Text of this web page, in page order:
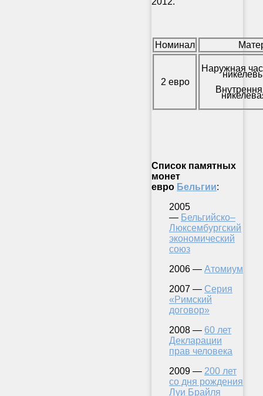
Номинал
2 евро
Наружная
Список памятных
монет
евро Бельгии:
2005
— Бельгийско–
Люксембургский
экономический
союз
2006 — Атомиум
2007 — Серия
«Римский
договор»
2008 — 60 лет
Декларации
прав человека
2009 — 200 лет
со дня рождения
Луи Брайля